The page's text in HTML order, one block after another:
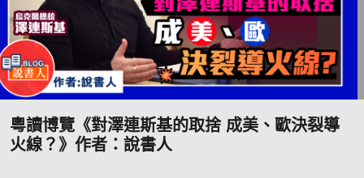
粵讀博覽《對澤連斯基的取捨 成美、歐決裂導
火線？》作者：說書人